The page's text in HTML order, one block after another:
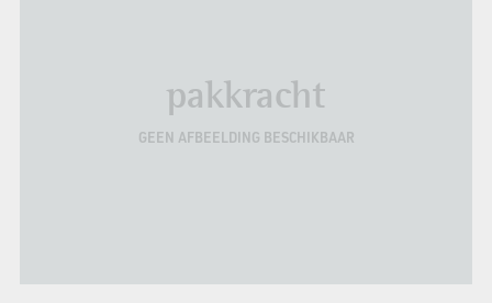
pakkracht
GEEN AFBEELDING BESCHIKBAAR